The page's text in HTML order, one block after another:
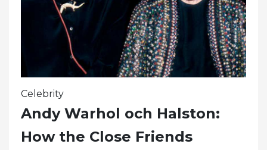
Celebrity
Andy Warhol och Halston:
How the Close Friends